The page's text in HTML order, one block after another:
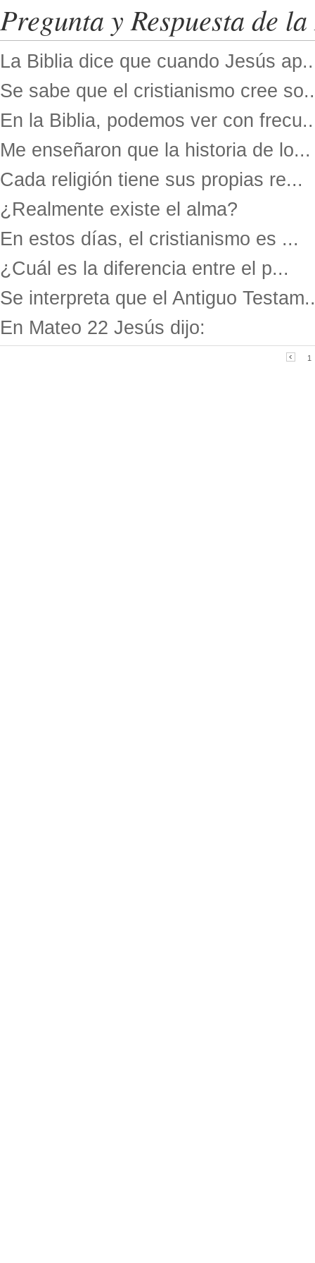
Pregunta y Respuesta de
La Biblia dice que cuando Jesús
Se sabe que el cristianismo cree
En la Biblia, podemos ver con
Me enseñaron que la historia de lo...
Cada religión tiene sus propias re...
¿Realmente existe el alma?
En estos días, el cristianismo es ...
¿Cuál es la diferencia entre el p...
Se interpreta que el Antiguo
En Mateo 22 Jesús dijo:
1